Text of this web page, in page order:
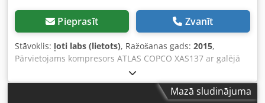
Pieprasīt Zvanīt
Stāvoklis: ļoti labs (lietots), Ražošanas gads: 2015,
Pārvietojams kompresors ATLAS COPCO XAS137 ar galējā
dzesēšanas radiatoru, pēc pilnas apkopes Tehniskie dati:
jauda 7,70 m3/min; darba spiediens 7 bāri; ražošanas gads
2015 Dcodpfx Aozky Nkeh Sjk dzinējs: KUBOTAMazā sludinājuma